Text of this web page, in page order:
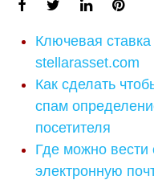
Ключевая ставка
stellarasset.com
Как сделать
спам
посетителя
Где можно вести
электронную